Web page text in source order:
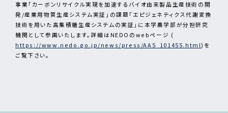
事業「カーボンリサイクル実現を加速するバイオ由来製品生産技術の開
発/産業用物質生産システム実証」の課題「エピジェネティクス代謝変換
技術を用いた高集積糖生産システムの実証」に本学農学部が分担研究
機関として参画いたします。詳細はNEDOのwebページ (
https://www.nedo.go.jp/news/press/AA5_101455.html)を
ご覧下さい。